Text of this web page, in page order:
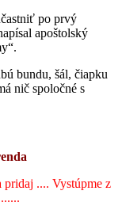
po prvý
apoštolský
bundu, šál, čiapku
nič spoločné s
.... Vystúpme z